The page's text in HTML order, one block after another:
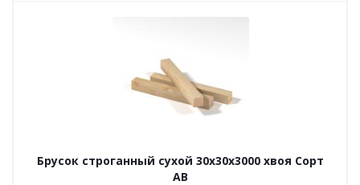
Брусок строганный сухой 30х30х3000 хвоя Сорт
АВ